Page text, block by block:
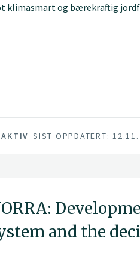
klimasmart og bærekraftig
SIST OPPDATERT:
and the